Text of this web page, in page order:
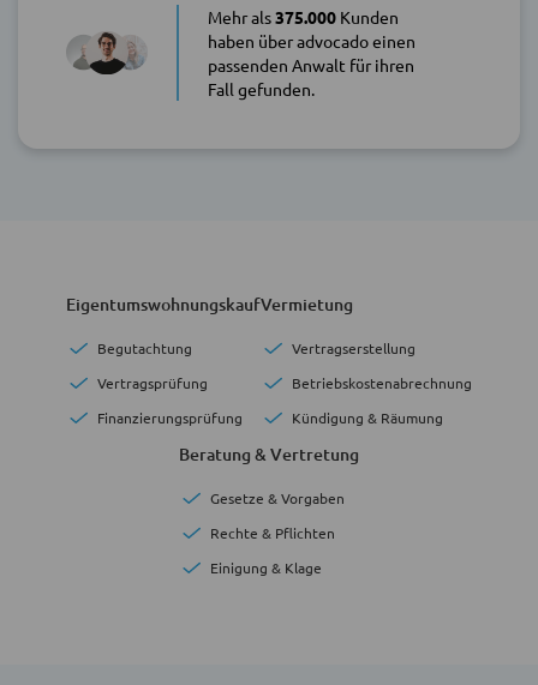
Mehr als375.000Kunden
haben über advocado einen
passenden Anwalt für ihren
Fall gefunden.
Eigentumswohnungskauf
Begutachtung
Vertragsprüfung
Finanzierungsprüfung
Vermietung
Vertragserstellung
Betriebskostenabrechnung
Kündigung & Räumung
Beratung & Vertretung
Gesetze & Vorgaben
Rechte & Pflichten
Einigung & Klage